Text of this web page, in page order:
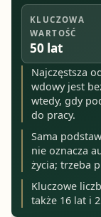
KLUCZOWA
WARTOŚĆ
50 lat
Najczęstsza
wdowy jest
wtedy, gdy
do pracy.
Sama
nie oznacza
życia; trzeba
Kluczowe
także 16 lat i